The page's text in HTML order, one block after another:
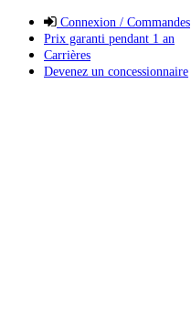
Connexion / Commandes
Prix garanti pendant 1 an
Carrières
Devenez un concessionnaire